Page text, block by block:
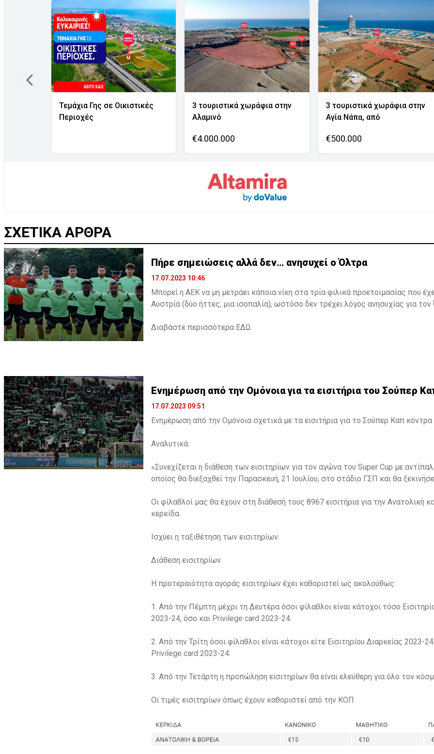
Τεμάχια Γης σε Οικιστικές
Περιοχές
3 τουριστικά χωράφια στην
Αλαμινό
€4.000.000
3 τουριστικά χωράφια στην
Αγία Νάπα, από
€500.000
ΣΧΕΤΙΚΑ ΑΡΘΡΑ
Πήρε σημειώσεις αλλά δεν… ανησυχεί ο Όλτρα
17.07.2023 10:46
Μπορεί η ΑΕΚ να μη μετράει κάποια νίκη στα τρία φιλικά προετοιμασίας που
Αυστρία (δύο ήττες, μια ισοπαλία), ωστόσο δεν τρέχει λόγος ανησυχίας για τον
Διαβάστε περισσότερα ΕΔΩ
Ενημέρωση από την Ομόνοια για τα εισιτήρια του Σούπερ
17.07.2023 09:51
Ενημέρωση από την Ομόνοια σχετικά με τα εισιτήρια για το Σούπερ Καπ κόντρα
Αναλυτικά:
«Συνεχίζεται η διάθεση των εισιτηρίων για τον αγώνα του Super Cup με
οποίος θα διεξαχθεί την Παρασκευή, 21 Ιουλίου, στο στάδιο ΓΣΠ και θα
Οι φίλαθλοί μας θα έχουν στη διάθεσή τους 8967 εισιτήρια για την Ανατολική
κερκίδα.
Ισχύει η ταξιθέτηση των εισιτηρίων.
Διάθεση εισιτηρίων
Η προτεραιότητα αγοράς εισιτηρίων έχει καθοριστεί ως ακολούθως:
1. Από την Πέμπτη μέχρι τη Δευτέρα όσοι φίλαθλοι είναι κάτοχοι τόσο
2023-24, όσο και Privilege card 2023-24.
2. Από την Τρίτη όσοι φίλαθλοι είναι κάτοχοι είτε Εισιτηρίου Διαρκείας 2023-
Privilege card 2023-24.
3. Από την Τετάρτη η προπώληση εισιτηρίων θα είναι ελεύθερη για όλο τον
Οι τιμές εισιτηρίων όπως έχουν καθοριστεί από την ΚΟΠ